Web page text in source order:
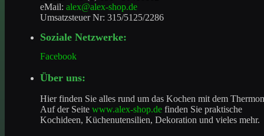
eMail: alex@alex-shop.de
Umsatzsteuer Nr: 315/5125/2286
Soziale Netzwerke:
Facebook
Über uns:
Hier finden Sie alles rund um das Kochen mit dem
Auf der Seite www.alex-shop.de finden Sie praktische
Kochideen, Küchenutensilien, Dekoration und vieles mehr.